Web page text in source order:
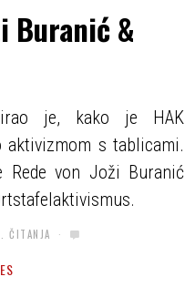
Buranić &
je, kako je HAK
aktivizmom s tablicami.
Rede von Joži Buranić
ČITANJA